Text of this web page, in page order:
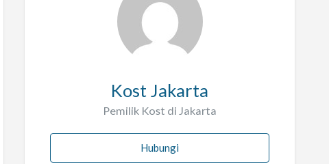
Kost Jakarta
Pemilik Kost di Jakarta
Hubungi